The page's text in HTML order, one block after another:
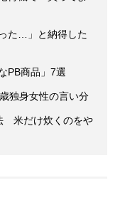
た…」と納得した
PB商品」7選
独身女性の言い分
米だけ炊くのをや